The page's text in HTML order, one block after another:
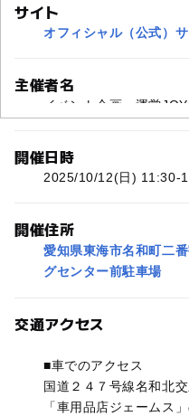
サイト
オフィシャル（公式）
主催者名
イベント企画・運営
開催日時
2025/10/12(日) 11:30-
開催住所
愛知県東海市名和町二
グセンター前駐車場
交通アクセス
■車でのアクセス
国道２４７号線名和北
「車用品店ジェームス